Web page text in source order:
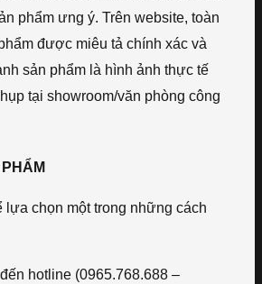
phẩm ưng ý. Trên website, toàn
được miêu tả chính xác và
sản phẩm là hình ảnh thực tế
tại showroom/văn phòng công
PHẨM
lựa chọn một trong những cách
hotline (0965.768.688 –